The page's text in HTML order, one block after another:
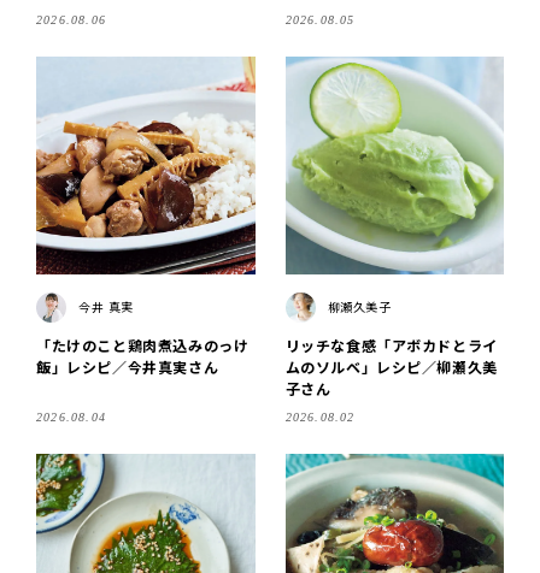
2026.08.06 2026.08.05
今井 真実
「たけのこと鶏肉煮込みのっけ
飯」レシピ／今井真実さん
2026.08.04
柳瀬久美子
リッチな食感「アボカドとライ
ムのソルベ」レシピ／柳瀬久美
子さん
2026.08.02